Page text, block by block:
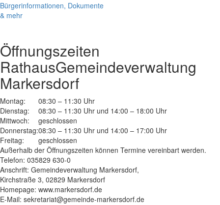
Bürgerinformationen, Dokumente
& mehr
Öffnungszeiten
RathausGemeindeverwaltung
Markersdorf
Montag:
08:30 – 11:30 Uhr
Dienstag:
08:30 – 11:30 Uhr und 14:00 – 18:00 Uhr
Mittwoch:
geschlossen
Donnerstag:08:30 – 11:30 Uhr und 14:00 – 17:00 Uhr
Freitag:
geschlossen
Außerhalb der Öffnungszeiten können Termine vereinbart werden.
Telefon: 035829 630-0
Anschrift: Gemeindeverwaltung Markersdorf,
Kirchstraße 3, 02829 Markersdorf
Homepage: www.markersdorf.de
E-Mail: sekretariat@gemeinde-markersdorf.de